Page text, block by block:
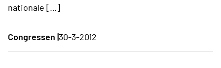
nationale […]
Congressen |30-3-2012